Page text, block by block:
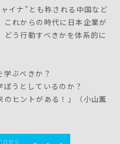
イナ”とも称される中国など
れからの時代に日本企業が
う行動すべきかを体系的に
学ぶべきか？
うとしているのか？
ヒントがある！」（小山薫